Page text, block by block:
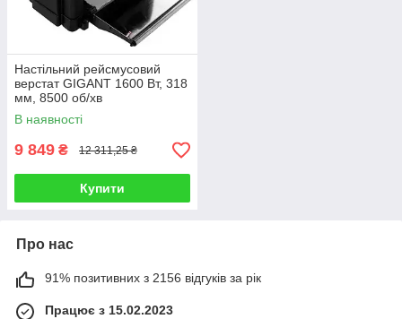
Настільний рейсмусовий
верстат GIGANT 1600 Вт, 318
мм, 8500 об/хв
В наявності
9 849 ₴ 12 311,25 ₴
Купити
Про нас
91% позитивних з 2156 відгуків за рік
Працює з 15.02.2023